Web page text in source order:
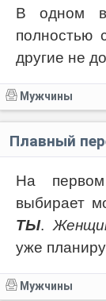
В одном
полностью
другие не
Мужчины
Плавный
На
выбирает
ТЫ.
уже
Мужчины